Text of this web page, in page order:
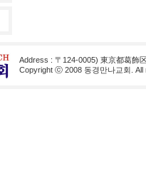
Address : 〒124-0005) 東京都葛飾
Copyright ⓒ 2008 동경만나교회.